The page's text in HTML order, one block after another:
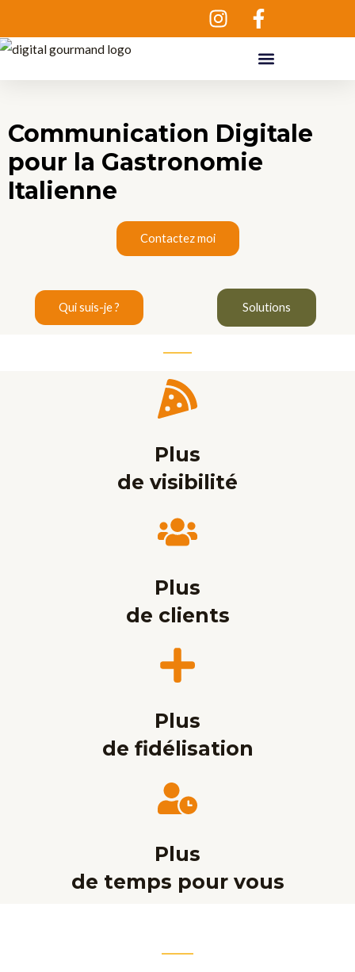
contenu
Communication Digitale
pour la Gastronomie
Italienne
Contactez moi
Qui suis-je ? Solutions
Plus
de visibilité
Plus
de clients
Plus
de fidélisation
Plus
de temps pour vous